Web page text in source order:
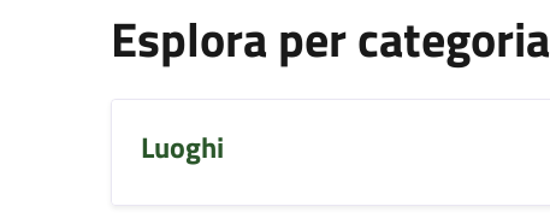
Esplora per categoria
Luoghi